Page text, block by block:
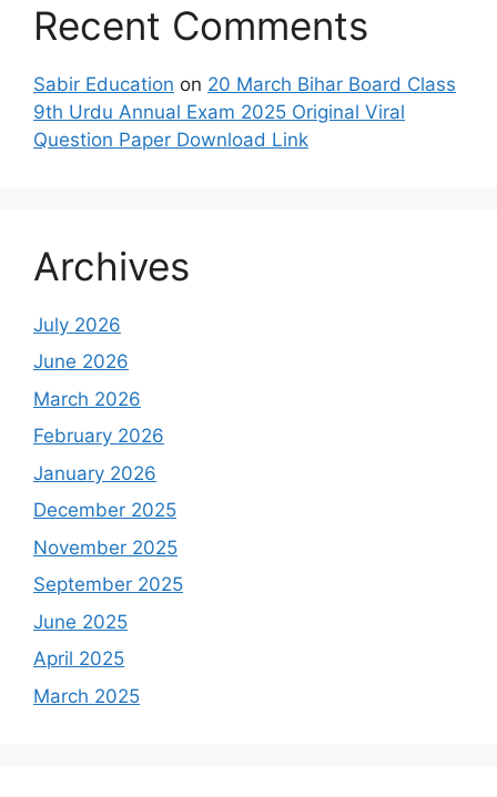
Recent Comments
Sabir Education on 20 March Bihar Board Class
9th Urdu Annual Exam 2025 Original Viral
Question Paper Download Link
Archives
July 2026
June 2026
March 2026
February 2026
January 2026
December 2025
November 2025
September 2025
June 2025
April 2025
March 2025